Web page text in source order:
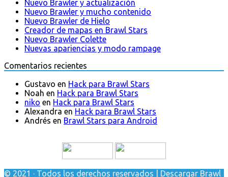
Nuevo Brawler y actualización
Nuevo Brawler y mucho contenido
Nuevo Brawler de Hielo
Creador de mapas en Brawl Stars
Nuevo Brawler Colette
Nuevas apariencias y modo rampage
Comentarios recientes
Gustavo en Hack para Brawl Stars
Noah en Hack para Brawl Stars
niko en Hack para Brawl Stars
Alexandra en Hack para Brawl Stars
Andrés en Brawl Stars para Android
© 2021 · Todos los derechos reservados | Descargar Brawl